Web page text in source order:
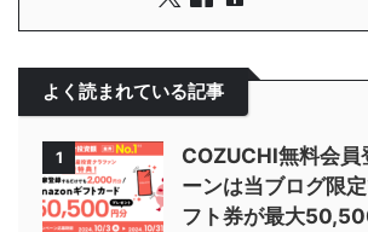
よく読まれている記事
1
COZUCHI無料会員
ーンは当ブログ限
フト券が最大